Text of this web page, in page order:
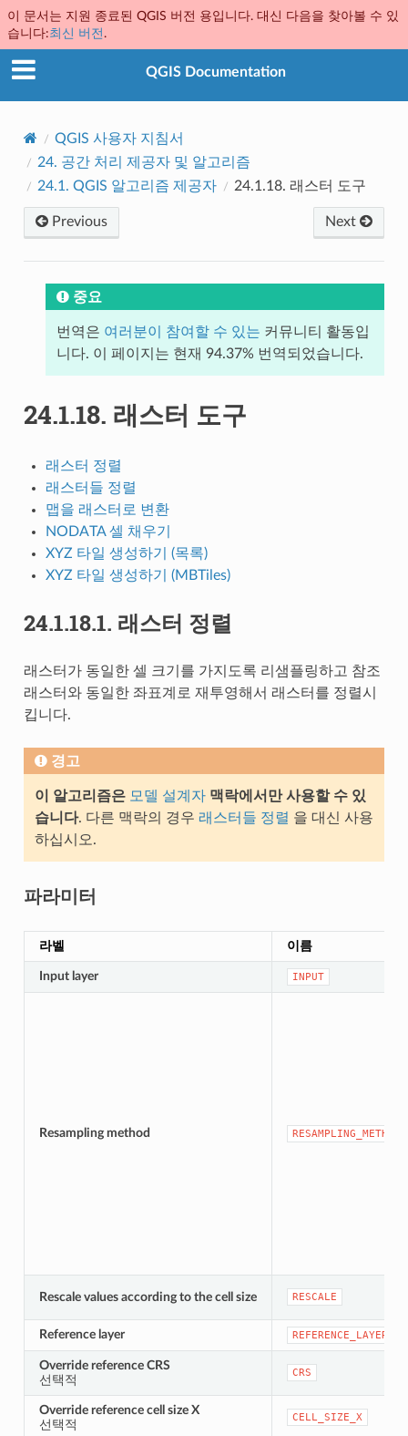
이 문서는 지원 종료된 QGIS 버전 용입니다. 대신 다음을 찾아볼 수 있
습니다:최신 버전 .
QGIS Documentation
QGIS 사용자 지침서
24. 공간 처리 제공자 및 알고리즘
24.1. QGIS 알고리즘 제공자 24.1.18. 래스터 도구
Previous Next
중요
번역은 여러분이 참여할 수 있는 커뮤니티 활동입
니다. 이 페이지는 현재 94.37% 번역되었습니다.
24.1.18. 래스터 도구
래스터 정렬
래스터들 정렬
맵을 래스터로 변환
NODATA 셀 채우기
XYZ 타일 생성하기 (목록)
XYZ 타일 생성하기 (MBTiles)
24.1.18.1. 래스터 정렬
래스터가 동일한 셀 크기를 가지도록 리샘플링하고 참조
래스터와 동일한 좌표계로 재투영해서 래스터를 정렬시
킵니다.
경고
이 알고리즘은 모델 설계자 맥락에서만 사용할 수 있
습니다. 다른 맥락의 경우 래스터들 정렬 을 대신 사용
하십시오.
파라미터
라벨 이름
Input layer INPUT
Resampling method RESAMPLING_METHOD
Rescale values according to the cell size RESCALE
Reference layer REFERENCE_LAYER
Override reference CRS
선택적
CRS
Override reference cell size X
선택적
CELL_SIZE_X